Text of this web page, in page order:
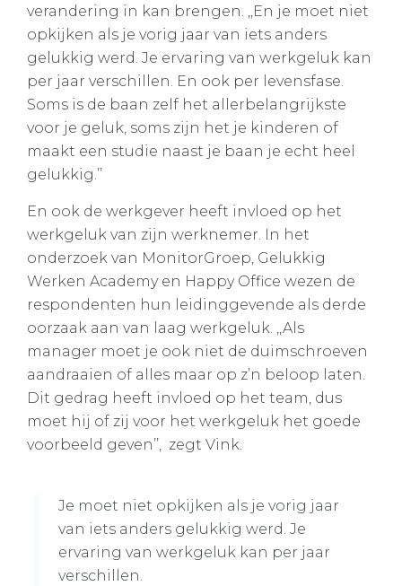
verandering in kan brengen. ,,En je moet niet
opkijken als je vorig jaar van iets anders
gelukkig werd. Je ervaring van werkgeluk kan
per jaar verschillen. En ook per levensfase.
Soms is de baan zelf het allerbelangrijkste
voor je geluk, soms zijn het je kinderen of
maakt een studie naast je baan je echt heel
gelukkig.’’
En ook de werkgever heeft invloed op het
werkgeluk van zijn werknemer. In het
onderzoek van MonitorGroep, Gelukkig
Werken Academy en Happy Office wezen de
respondenten hun leidinggevende als derde
oorzaak aan van laag werkgeluk. ,,Als
manager moet je ook niet de duimschroeven
aandraaien of alles maar op z’n beloop laten.
Dit gedrag heeft invloed op het team, dus
moet hij of zij voor het werkgeluk het goede
voorbeeld geven’’, zegt Vink.
Je moet niet opkijken als je vorig jaar
van iets anders gelukkig werd. Je
ervaring van werkgeluk kan per jaar
verschil­len.